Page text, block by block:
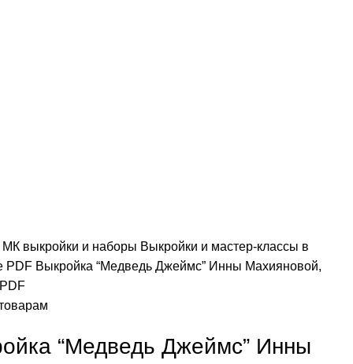
МК выкройки и наборы Выкройки и мастер-классы в
PDF Выкройка “Медведь Джеймс” Инны Махияновой,
“Медведь Джеймс” Инны